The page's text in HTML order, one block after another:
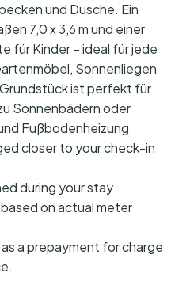
und Dusche. Ein
7,0 x 3,6 m und einer
für Kinder – ideal für jede
Sonnenliegen
ist perfekt für
Sonnenbädern oder
Fußbodenheizung
closer to your check-in
during your stay
on actual meter
a prepayment for charges that